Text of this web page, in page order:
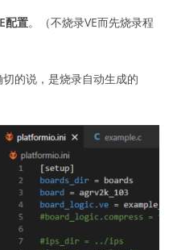
配置。（不烧录VE而先烧录程
切的说，是烧录自动生成的